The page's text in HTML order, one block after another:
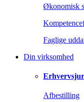
Økonomisk
Faglige
Din virksomhed
Afbestilling